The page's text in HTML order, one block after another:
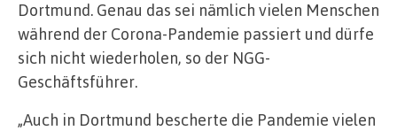
Dortmund. Genau das sei nämlich vielen Menschen
während der Corona-Pandemie passiert und dürfe
sich nicht wiederholen, so der NGG-
Geschäftsführer.
„Auch in Dortmund bescherte die Pandemie vielen